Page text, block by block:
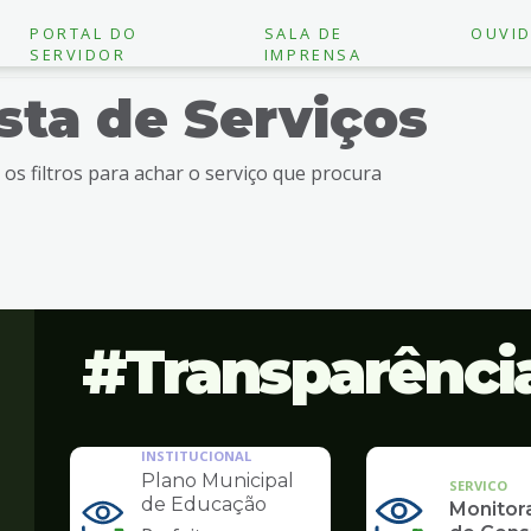
PORTAL DO
SERVIDOR
SALA DE
IMPRENSA
de Serviços
os filtros para achar o serviço que procura
INSTITUCIONAL
Plano Municipal
de Educação
SERVICO